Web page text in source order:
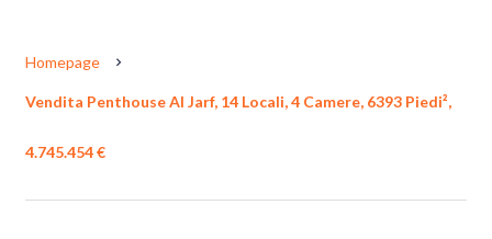
Homepage
Vendita Penthouse Al Jarf, 14 Locali, 4 Camere, 6393 Piedi²,
4.745.454 €